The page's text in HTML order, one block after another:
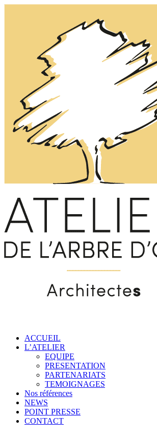
ACCUEIL
L’ATELIER
EQUIPE
PRESENTATION
PARTENARIATS
TEMOIGNAGES
Nos références
NEWS
POINT PRESSE
CONTACT